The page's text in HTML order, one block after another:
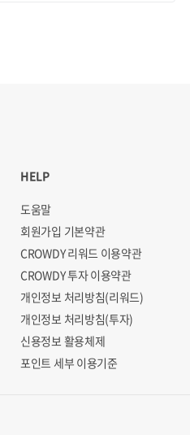
HELP
도움말
회원가입 기본약관
CROWDY 리워드 이용약관
CROWDY 투자 이용약관
개인정보 처리방침(리워드)
개인정보 처리방침(투자)
신용정보 활용체제
포인트 세부 이용기준